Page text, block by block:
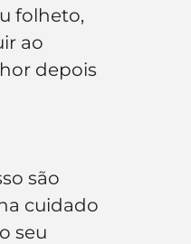
folheto,
ao
depois
são
cuidado
seu